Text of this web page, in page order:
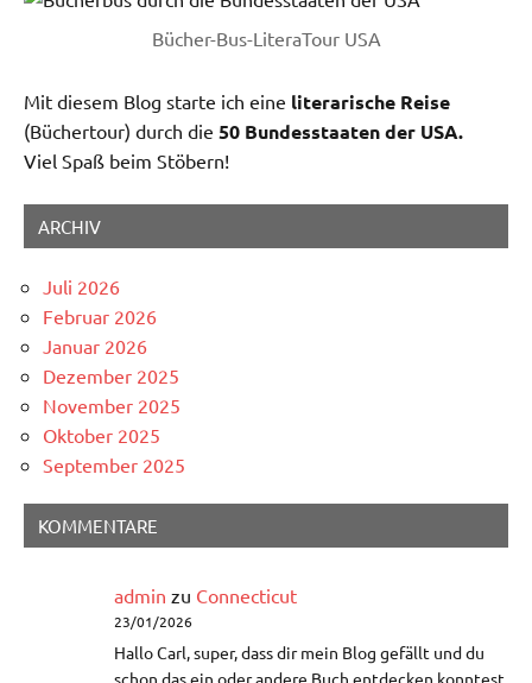
Beiträge
Bücher-Bus-LiteraTour USA
Mit diesem Blog starte ich eine literarische Reise
(Büchertour) durch die 50 Bundesstaaten der USA.
Viel Spaß beim Stöbern!
ARCHIV
Juli 2026
Februar 2026
Januar 2026
Dezember 2025
November 2025
Oktober 2025
September 2025
KOMMENTARE
admin zu Connecticut
23/01/2026
Hallo Carl, super, dass dir mein Blog gefällt und du
schon das ein oder andere Buch entdecken konntest.